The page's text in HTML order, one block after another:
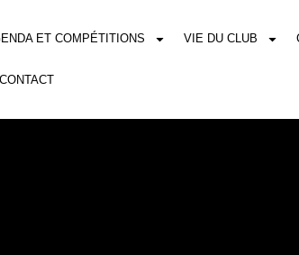
ET COMPÉTITIONS VIE DU CLUB
CONTACT